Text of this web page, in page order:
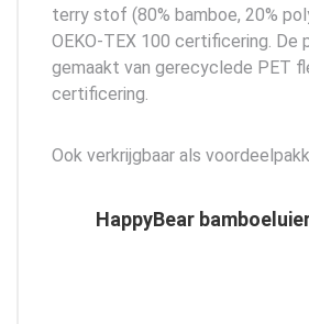
terry stof (80% bamboe, 20%
OEKO-TEX 100 certificering. De
gemaakt van gerecyclede PET
certificering.
Ook verkrijgbaar als
HappyBear